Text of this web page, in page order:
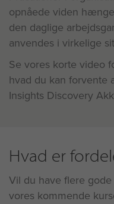
opnåede viden
den daglige
anvendes i virkelige
Se vores korte video
hvad du kan forvente
Insights Discovery
Hvad er
Vil du have flere
vores kommende